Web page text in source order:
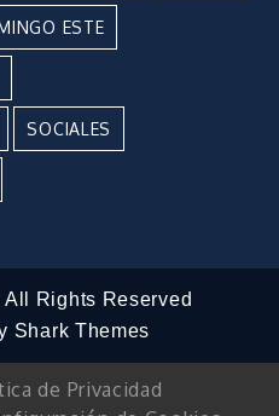
ESTE
SOCIALES
Rights Reserved
Shark Themes
de Privacidad